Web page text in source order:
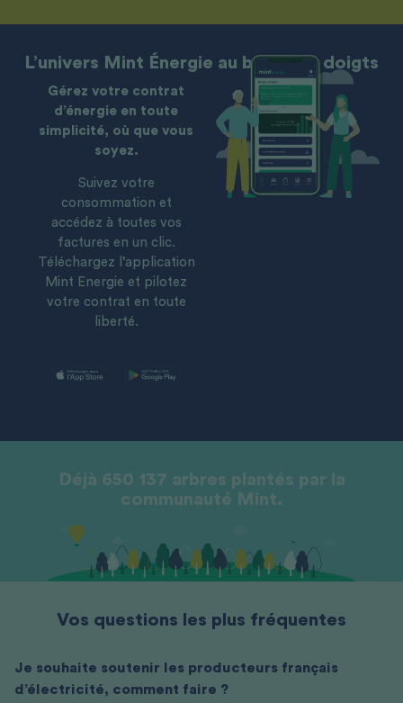
L’univers Mint Énergie au bout des doigts
Gérez votre contrat
d’énergie en toute
simplicité, où que vous
soyez.
Suivez votre
consommation et
accédez à toutes vos
factures en un clic.
Téléchargez l’application
Mint Energie et pilotez
votre contrat en toute
liberté.
Déjà 650 137 arbres plantés par la
communauté Mint.
Vos questions les plus fréquentes
Je souhaite soutenir les producteurs français
d’électricité, comment faire ?